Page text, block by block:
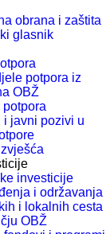
obrana i zaštita
glasnik
potpora iz
OBŽ
i javni pozivi u
investicije
i održavanja
i lokalnih cesta
OBŽ